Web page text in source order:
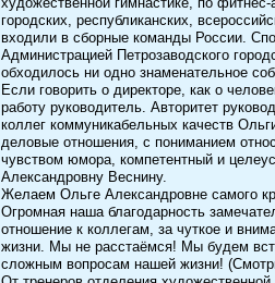
городских, республиканских,
входили в сборные команды России.
Администрацией Петрозаводского
обходилось ни одно знаменательное
Если говорить о директоре, как о
работу руководитель. Авторитет
коллег коммуникабельных качеств
деловые отношения, с пониманием
чувством юмора, компетентный и
Александровну Веснину.
Желаем Ольге Александровне самого
Огромная наша благодарность
отношение к коллегам, за чуткое и
жизни. Мы не расстаёмся! Мы будем
сложным вопросам нашей жизни!